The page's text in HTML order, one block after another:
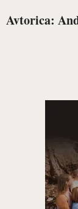
Avtorica: